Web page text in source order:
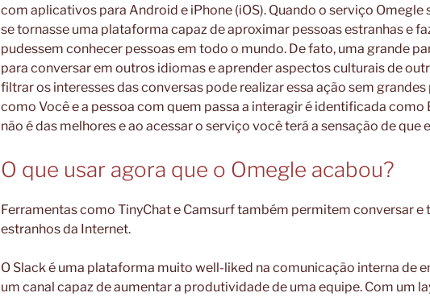
com aplicativos para Android e iPhone (iOS). Quando o serviço Omegle
se tornasse uma plataforma capaz de aproximar pessoas estranhas e
pudessem conhecer pessoas em todo o mundo. De fato, uma grande
para conversar em outros idiomas e aprender aspectos culturais de
filtrar os interesses das conversas pode realizar essa ação sem
como Você e a pessoa com quem passa a interagir é identificada como
não é das melhores e ao acessar o serviço você terá a sensação de que
O que usar agora que o Omegle acabou?
Ferramentas como TinyChat e Camsurf também permitem conversar
estranhos da Internet.
O Slack é uma plataforma muito well-liked na comunicação interna de
um canal capaz de aumentar a produtividade de uma equipe. Com um